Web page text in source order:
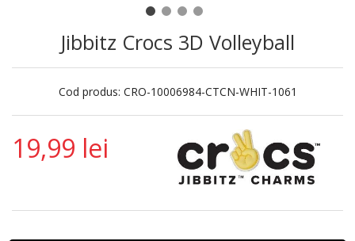
Jibbitz Crocs 3D Volleyball
Cod produs: CRO-10006984-CTCN-WHIT-1061
19,99 lei